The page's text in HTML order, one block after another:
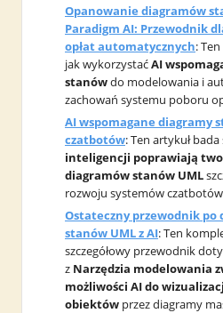
Opanowanie diagramów
Paradigm AI: Przewodnik
opłat automatycznych:
jak wykorzystaćAI
stanówdo modelowania i
zachowań systemu poboru
AI wspomagane diagramy
czatbotów: Ten artykuł
inteligencji poprawiają
diagramów stanów UML
rozwoju systemów
Ostateczny przewodnik po
stanów UML z AI: Ten
szczegółowy przewodnik
z Narzędzia modelowania
możliwości AI do
obiektów przez diagramy